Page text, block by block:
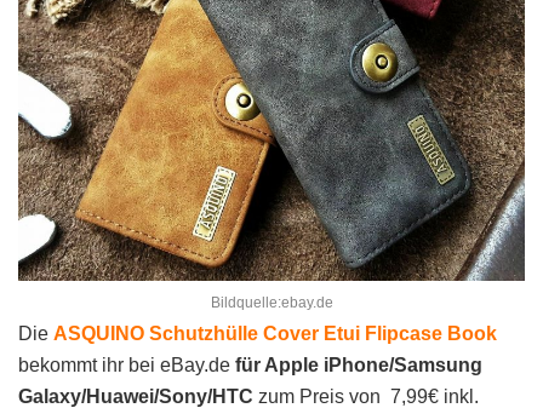
Bildquelle:ebay.de
Die ASQUINO Schutzhülle Cover Etui Flipcase Book
bekommt ihr bei eBay.de für Apple iPhone/Samsung
Galaxy/Huawei/Sony/HTC zum Preis von 7,99€ inkl.